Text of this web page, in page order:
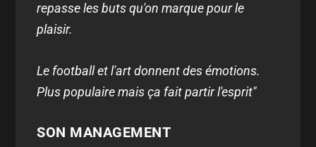
repasse les buts qu'on marque pour le
plaisir.
Le football et l'art donnent des émotions.
Plus populaire mais ça fait partir l'esprit"
SON MANAGEMENT